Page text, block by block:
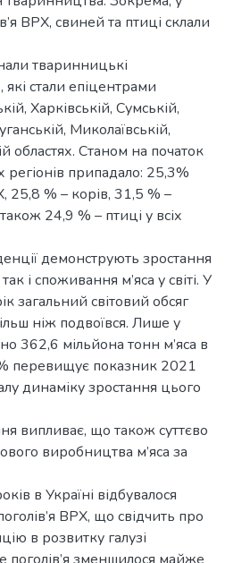
ВРХ, свиней та птиці склали
тваринницькі
які стали епіцентрами
Харківській, Сумській,
Миколаївській,
областях. Станом на початок
припадало: 25,3%
25,8 % – корів, 31,5 % –
24,9 % – птиці у всіх
демонструють зростання
і споживання м’яса у світі. У
загальний світовий обсяг
ніж подвоївся. Лише у
362,6 мільйона тонн м’яса в
перевищує показник 2021
динаміку зростання цього
випливає, що також суттєво
виробництва м’яса за
в Україні відбувалося
ВРХ, що свідчить про
в розвитку галузі